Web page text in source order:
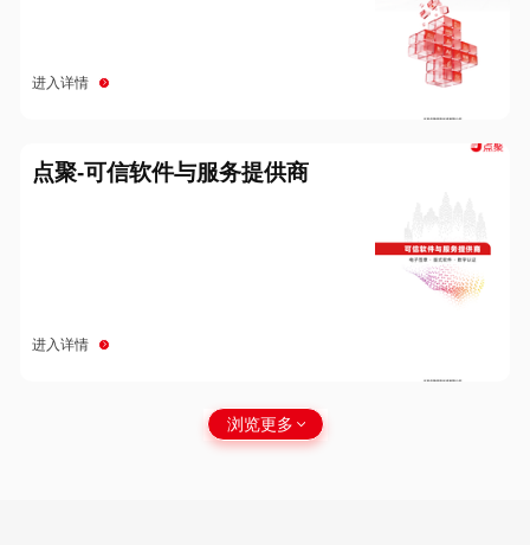
进入详情
点聚-可信软件与服务提供商
进入详情
浏览更多